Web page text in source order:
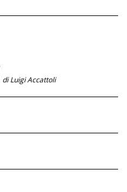
di Luigi Accattoli